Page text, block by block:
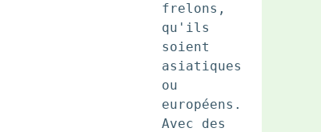
frelons,
qu'ils
soient
asiatiques
ou
européens.
Avec des